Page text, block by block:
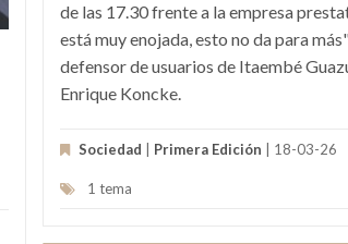
de las 17.30 frente a la empresa
está muy enojada, esto no da para
defensor de usuarios de Itaembé
Enrique Koncke.
Sociedad Primera Edición | 18-03-26
1 tema